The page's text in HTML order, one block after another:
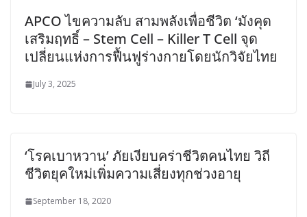
APCO ไขความลับ สามพลังเพื่อชีวิต ‘มังคุด
เสริมฤทธิ์ – Stem Cell – Killer T Cell จุด
เปลี่ยนแห่งการฟื้นฟูร่างกายโดยนักวิจัยไทย
July 3, 2025
‘โรคเบาหวาน’ ภัยเงียบคร่าชีวิตคนไทย วิถี
ชีวิตยุคใหม่เพิ่มความเสี่ยงทุกช่วงอายุ
September 18, 2020